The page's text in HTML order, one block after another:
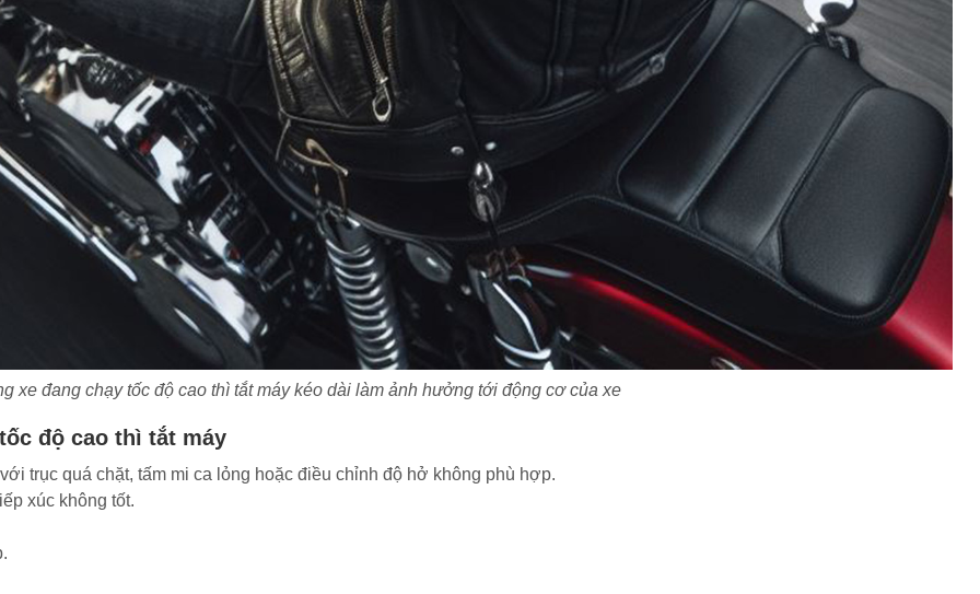
xe đang chạy tốc độ cao thì tắt máy kéo dài làm ảnh hưởng tới động cơ của xe
độ cao thì tắt máy
trục quá chặt, tấm mi ca lỏng hoặc điều chỉnh độ hở không phù hợp.
xúc không tốt.